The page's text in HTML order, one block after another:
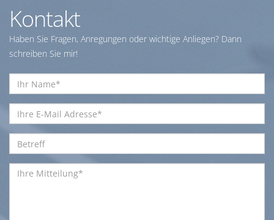
Kontakt
Haben Sie Fragen, Anregungen oder wichtige Anliegen? Dann
schreiben Sie mir!